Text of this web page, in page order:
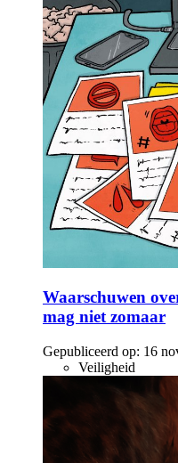
Waarschuwen
mag niet zomaar
Gepubliceerd op: 16
Veiligheid